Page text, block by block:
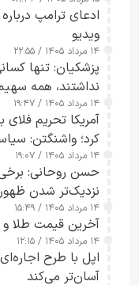
ادعای ترامپ
ویدیو
۱۴ مرداد ۱۴۰۵ / ۲۲:۵۵
پزشکیان: تنها
نداشتند، همه
۱۴ مرداد ۱۴۰۵ / ۱۹:۴۷
آمریکا تحریم فلای
کرد؛ واشنگتن:
۱۴ مرداد ۱۴۰۵ / ۱۹:۰۷
حسن روحانی:
نزدیک‌تر شدن
۱۴ مرداد ۱۴۰۵ / ۱۵:۴۹
آخرین قیمت طلا و سکه در 14
۱۴ مرداد ۱۴۰۵ / ۱۲:۱۵
اپل با طرح
آسان‌تر می‌کند